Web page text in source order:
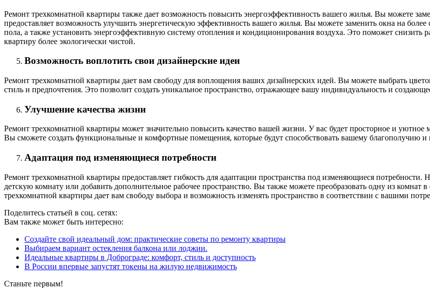
Ремонт трехкомнатной квартиры также дает возможность повысить энергоэффективность вашего жилья. Вы можете
предоставляет возможность улучшить энергетическую эффективность вашего жилья. Вы можете заменить окна на
пола, а также установить энергоэффективную систему отопления и кондиционирования воздуха. Это поможет снизить
квартиру более экологически чистой.
Возможность воплотить свои дизайнерские идеи
Ремонт трехкомнатной квартиры дает вам свободу для воплощения ваших дизайнерских идей. Вы можете выбрать
стиль и предпочтения. Это позволит создать уникальное пространство, отражающее вашу индивидуальность и
Улучшение качества жизни
Ремонт трехкомнатной квартиры может значительно повысить качество вашей жизни. У вас будет просторное и
Вы сможете создать функциональные и комфортные помещения, которые будут способствовать вашему благополучию и
Адаптация под изменяющиеся потребности
Ремонт трехкомнатной квартиры предоставляет гибкость для адаптации пространства под изменяющиеся потребности.
детскую комнату или добавить дополнительное рабочее пространство. Вы также можете преобразовать одну из комнат
трехкомнатной квартиры дает вам свободу выбора и возможность изменять пространство в соответствии с вашими
Поделитесь статьей в соц. сетях:
Вам также может быть интересно:
Создайте свой идеальный дом: практические советы по ремонту квартиры
Выбираем вариант остекления балкона или лоджии.
Идеальные квартиры в Доброграде: комфорт, стиль и доступность
В России впервые запустят токены на жилую недвижимость
Станьте первым!